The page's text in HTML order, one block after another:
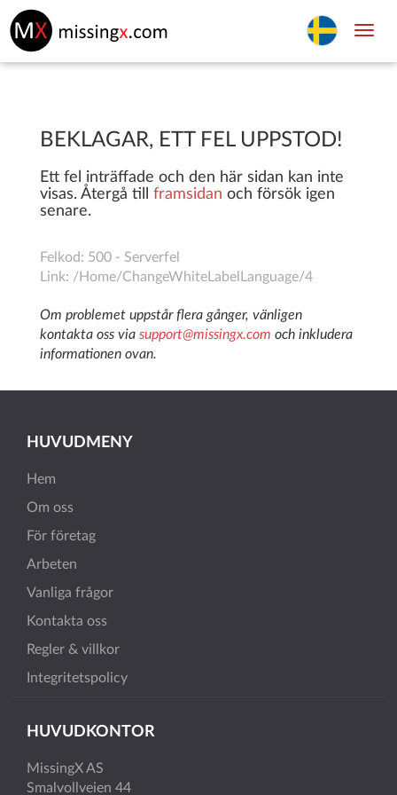
BEKLAGAR, ETT FEL UPPSTOD!
Ett fel inträffade och den här sidan kan inte
visas. Återgå till framsidan och försök igen
senare.
Felkod: 500 - Serverfel
Link: /Home/ChangeWhiteLabelLanguage/4
Om problemet uppstår flera gånger, vänligen
kontakta oss via support@missingx.com och inkludera
informationen ovan.
HUVUDMENY
Hem
Om oss
För företag
Arbeten
Vanliga frågor
Kontakta oss
Regler & villkor
Integritetspolicy
HUVUDKONTOR
MissingX AS
Smalvollveien 44